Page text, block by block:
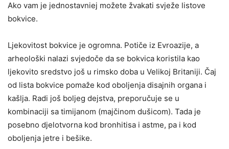
Ako vam je jednostavniej možete žvakati svježe listove
bokvice.
Ljekovitost bokvice je ogromna. Potiče iz Evroazije, a
arheološki nalazi svjedoče da se bokvica koristila kao
ljekovito sredstvo još u rimsko doba u Velikoj Britaniji. Čaj
od lista bokvice pomaže kod oboljenja disajnih organa i
kašlja. Radi još boljeg dejstva, preporučuje se u
kombinaciji sa timijanom (majčinom dušicom). Tada je
posebno djelotvorna kod bronhitisa i astme, pa i kod
oboljenja jetre i bešike.